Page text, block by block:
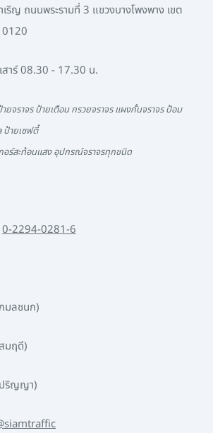
ริญ ถนนพระรามที่ 3 แขวงบางโพงพาง เขต
สาร์ 08.30 - 17.30 น.
ยจราจร ป้ายเตือน กรวยจราจร แผงกั้นจราจร ป้อม
ป้ายเซฟตี้
อร์สะท้อนแสง อุปกรณ์จราจรทุกชนิด
0-2294-0281-6
มลชนก)
มฤดี)
ริญญา)